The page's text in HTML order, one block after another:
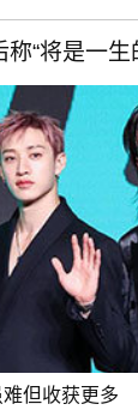
“将是一生
但收获更多